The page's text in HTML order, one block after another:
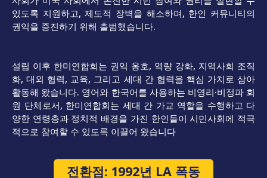
있도록 지원하고, 제도적 장벽을 해소하며, 한인 커뮤니티의
권익을 증진하기 위해 출범했습니다.
설립 이후 한미연합회는 권익 옹호, 역량 강화, 지역사회 조직
화, 대외 협력, 교육, 그리고 세대 간 협력을 핵심 가치로 삼아
활동해 왔습니다. 영어와 한국어를 사용하는 비영리·비정파 회
원 단체로서, 한미연합회는 세대 간 가교 역할을 수행하고 다
양한 연령층과 정치적 배경을 가진 한인들이 시민사회에 적극
적으로 참여할 수 있도록 이끌어 왔습니다
전환점: 1992년 LA 폭동